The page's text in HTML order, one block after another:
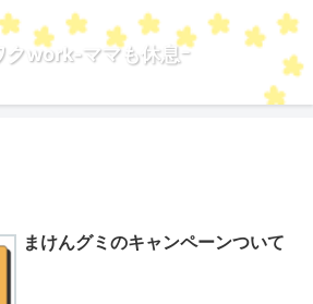
クwork-ママも休息ｰ
まけんグミのキャンペーンついて